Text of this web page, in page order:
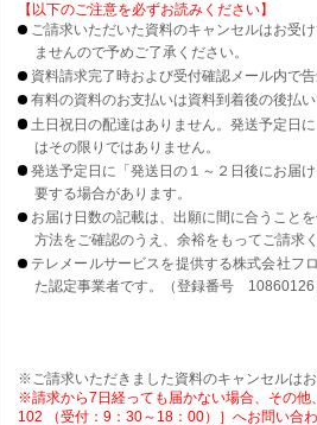
【以下のご注意を必ずお読みください】
ご請求いただいた資料のキャンセルはお受
ませんので予めご了承ください。
資料請求完了時および受付確認メール内で
有料の資料のお支払いは資料到着後の後払
土日祝日の配達はありません。発送予定日
はその限りではありません。
発送予定日に「発送日の１～２日後にお届
要する場合があります。
お届け日数の記載は、出願に間に合うこと
方法をご確認のうえ、余裕をもってご請求く
テレメールサービスを提供する株式会社フ
た認定事業者です。（登録番号 10860126
※ご請求いただきました資料のキャンセルは
※請求から7日経っても届かない場合、その
102 （受付：9：30～18：00）］へお問い合わ